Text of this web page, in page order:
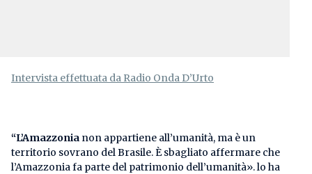
Intervista effettuata da Radio Onda D’Urto
“L’Amazzonia non appartiene all’umanità, ma è un
territorio sovrano del Brasile. È sbagliato affermare che
l’Amazzonia fa parte del patrimonio dell’umanità». lo ha